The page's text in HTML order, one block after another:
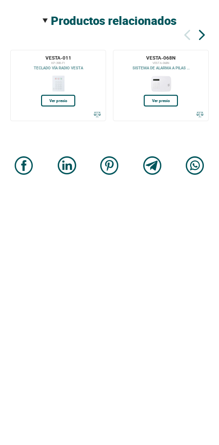
productos relacionados
VESTA-011
KP-39B-F1
TECLADO VÍA RADIO VESTA
Ver precio
VESTA-068N
VESTA-068N
SISTEMA DE ALARMA A PILAS ...
Ver precio